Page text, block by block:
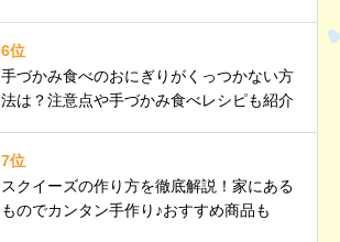
6位
手づかみ食べのおにぎりがくっつかない方
法は？注意点や手づかみ食べレシピも紹介
7位
スクイーズの作り方を徹底解説！家にある
ものでカンタン手作り♪おすすめ商品も